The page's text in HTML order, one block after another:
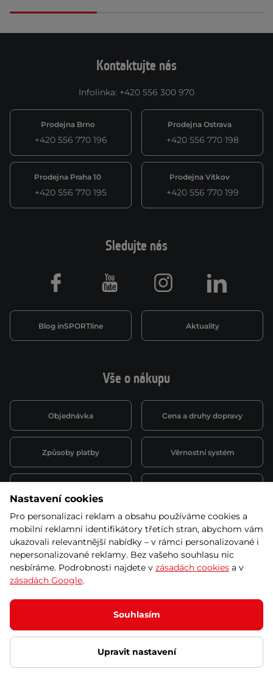
Kontaktujte nás
Infolinka: +420 556 300 970
Prodejna Brno
+420 556 770 196
Prodejna Ostrava
+420 556 770 198
Prodejna Praha 10
+420 556 770 195
Prodejna Vítkov
+420 556 770 199
Vše o nákupu
Objednávka Cena a druhy dopravy
Způsoby platby Věrnostní systém
Půjčovna
obchodní podmínky
Kariéra
Sledujte nás
Blog inSPORTline Aktuality
Facebook Youtube Instagram LinkedIn
© 2026 SEVEN SPORT s.r.o Všechna práva vyhrazena
Podle zákona o evidenci tržeb je prodávající povinen vystavit
kupujícímu účtenku.
Zároveň je povinen zaevidovat přijatou tržbu u správce daně online; v
případě technického výpadku pak nejpozději do 48 hodin.
Ochrana osobních údajů Nastavení cookies Vnitřní oznamovací
systém Prohlášení přístupnosti
Nastavení cookies
Pro personalizaci reklam a obsahu používáme cookies a
mobilní reklamní identifikátory třetích stran, abychom vám
ukazovali relevantnější nabídky – v rámci personalizované i
nepersonalizované reklamy. Bez vašeho souhlasu nic
nesbíráme. Podrobnosti najdete v zásadách cookies a v
zásadách Google.
Souhlasím
Upravit nastavení